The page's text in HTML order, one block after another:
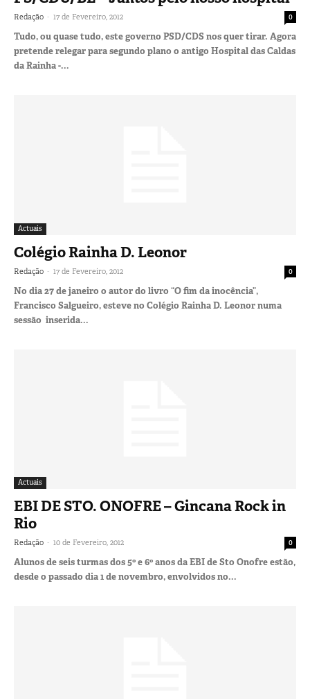
Redação - 17 de Fevereiro, 2012 0
Tudo, ou quase tudo, este governo PSD/CDS nos quer tirar. Agora
pretende relegar para segundo plano o antigo Hospital das Caldas
da Rainha -...
Actuais
Colégio Rainha D. Leonor
Redação - 17 de Fevereiro, 2012 0
No dia 27 de janeiro o autor do livro “O fim da inocência”,
Francisco Salgueiro, esteve no Colégio Rainha D. Leonor numa
sessão inserida...
Actuais
EBI DE STO. ONOFRE – Gincana Rock in
Rio
Redação - 10 de Fevereiro, 2012 0
Alunos de seis turmas dos 5º e 6º anos da EBI de Sto Onofre estão,
desde o passado dia 1 de novembro, envolvidos no...